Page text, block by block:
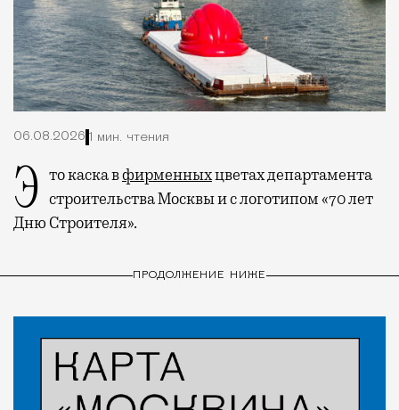
06.08.2026 1 мин. чтения
Это каска вфирменныхцветах департамента
строительства Москвы и с логотипом «70 лет
Дню Строителя».
ПРОДОЛЖЕНИЕ НИЖЕ